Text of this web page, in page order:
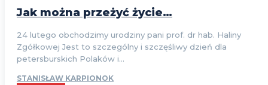
Jak można przeżyć życie…
24 lutego obchodzimy urodziny pani prof. dr hab. Haliny
Zgółkowej Jest to szczególny i szczęśliwy dzień dla
petersburskich Polaków i...
STANISŁAW KARPIONOK